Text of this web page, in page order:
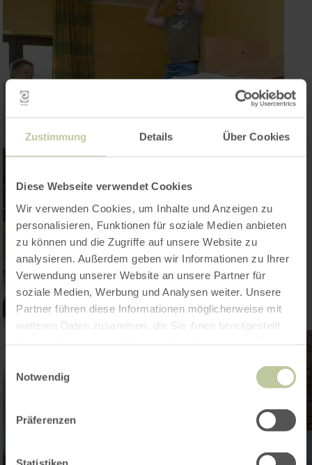
Zustimmung Details Über Cookies
Diese Webseite verwendet Cookies
Wir verwenden Cookies, um Inhalte und Anzeigen zu
personalisieren, Funktionen für soziale Medien anbieten
zu können und die Zugriffe auf unsere Website zu
analysieren. Außerdem geben wir Informationen zu Ihrer
Verwendung unserer Website an unsere Partner für
soziale Medien, Werbung und Analysen weiter. Unsere
Partner führen diese Informationen möglicherweise mit
weiteren Daten zusammen, die Sie ihnen bereitgestellt
Notwendig
Präferenzen